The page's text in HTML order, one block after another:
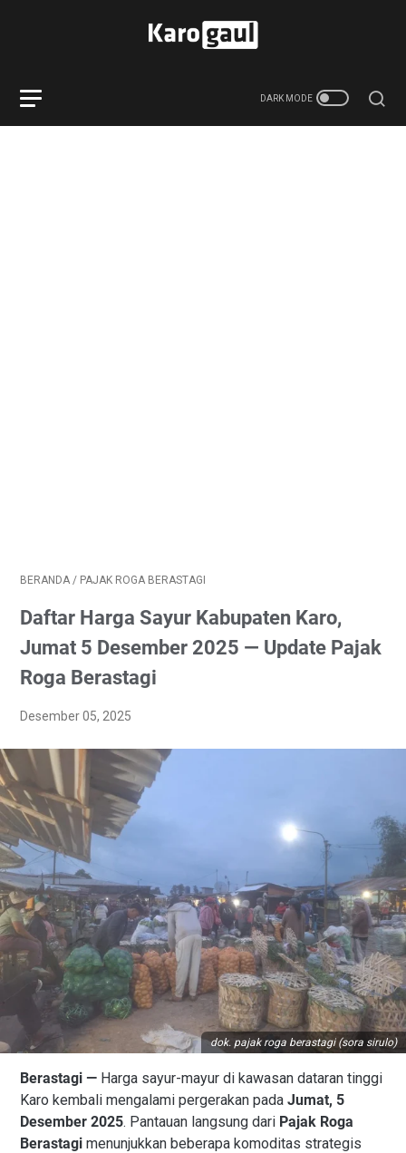
BERANDA / PAJAK ROGA BERASTAGI
Daftar Harga Sayur Kabupaten Karo,
Jumat 5 Desember 2025 — Update Pajak
Roga Berastagi
Desember 05, 2025
dok. pajak roga berastagi (sora sirulo)
Berastagi — Harga sayur-mayur di kawasan dataran tinggi
Karo kembali mengalami pergerakan pada Jumat, 5
Desember 2025. Pantauan langsung dari Pajak Roga
Berastagi menunjukkan beberapa komoditas strategis